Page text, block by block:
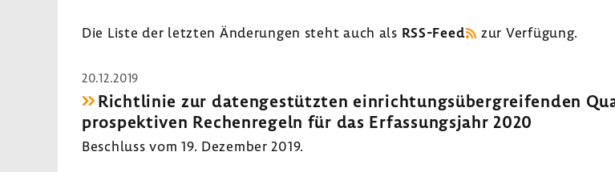
Die Liste der letzten Ände­rungen steht auch als RSS-​Feed zur Verfü­gung.
20.12.2019
Richt­linie zur daten­ge­stützten einrich­tungs­über­grei­fenden
prospek­tiven Rechen­re­geln für das Erfas­sungs­jahr 2020
Beschluss vom 19. Dezember 2019.